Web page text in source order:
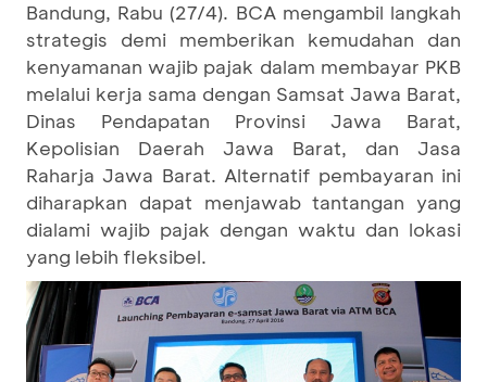
Bandung, Rabu (27/4). BCA mengambil langkah
strategis demi memberikan kemudahan dan
kenyamanan wajib pajak dalam membayar PKB
melalui kerja sama dengan Samsat Jawa Barat,
Dinas Pendapatan Provinsi Jawa Barat,
Kepolisian Daerah Jawa Barat, dan Jasa
Raharja Jawa Barat. Alternatif pembayaran ini
diharapkan dapat menjawab tantangan yang
dialami wajib pajak dengan waktu dan lokasi
yang lebih fleksibel.